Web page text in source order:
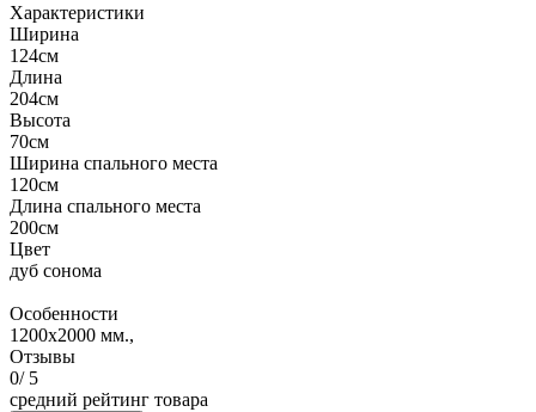
Характеристики
Ширина
124см
Длина
204см
Высота
70см
Ширина спального места
120см
Длина спального места
200см
Цвет
дуб сонома
Особенности
1200х2000 мм.,
Отзывы
0/ 5
средний рейтинг товара